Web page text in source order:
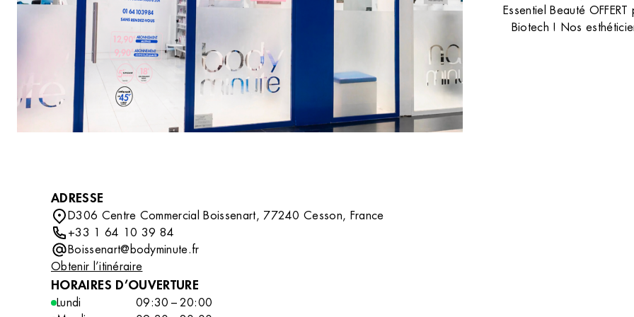
compléter votre routine beauté avec des soins
professionnels tout en découvrant un
accessoire ou un indispensable qui vous
accompagnera au quotidien.
DÉCOUVRIR
la lumière pulsée et le laser.
TOUS NOS CONSEILS
Essentiel Beauté
Biotech ! Nos
ADRESSE
D306 Centre Commercial Boissenart, 77240 Cesson, France
+33 1 64 10 39 84
Boissenart@bodyminute.fr
Obtenir l’itinéraire
HORAIRES D’OUVERTURE
Lundi
09:30 – 20:00